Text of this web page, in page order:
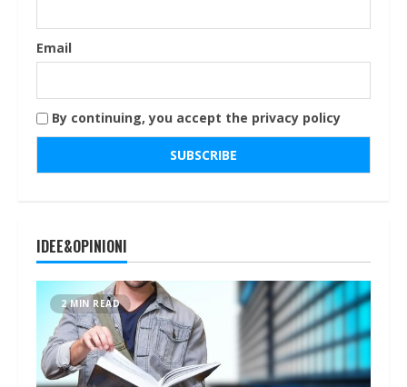
Email
By continuing, you accept the privacy policy
IDEE&OPINIONI
2 MIN READ